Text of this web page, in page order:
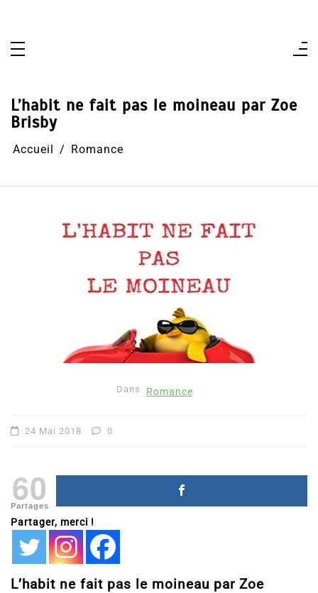
L’habit ne fait pas le moineau par Zoe
Brisby
Accueil Romance
Dans Romance
24 Mai 2018 0
60
Partages
Partager, merci !
L’habit ne fait pas le moineau par Zoe